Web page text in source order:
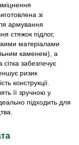
зі
армування
стяжок підлог,
матеріалами
каменем), а
забезпечує
ризик
конструкції.
її зручною у
підходить для